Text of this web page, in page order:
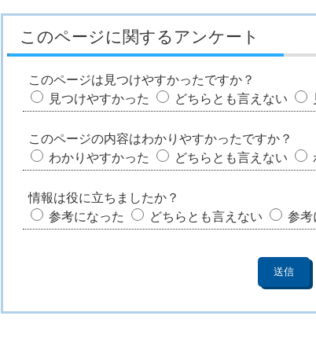
このページに関するアンケート
このページは見つけやすかったですか？
見つけやすかった
どちらとも言えない
このページの内容はわかりやすかったですか？
わかりやすかった
どちらとも言えない
情報は役に立ちましたか？
参考になった
どちらとも言えない 参考